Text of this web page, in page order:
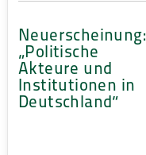
Neuerscheinung:
„Politische
Akteure und
Institutionen in
Deutschland“